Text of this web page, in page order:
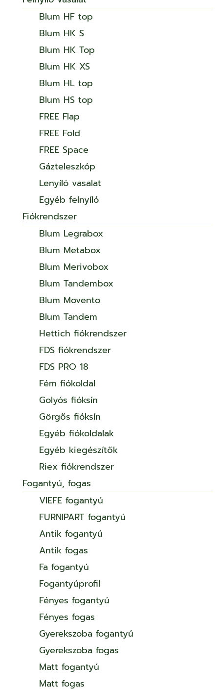
Blum HF top
Blum HK S
Blum HK Top
Blum HK XS
Blum HL top
Blum HS top
FREE Flap
FREE Fold
FREE Space
Gázteleszkóp
Lenyíló vasalat
Egyéb felnyíló
Fiókrendszer
Blum Legrabox
Blum Metabox
Blum Merivobox
Blum Tandembox
Blum Movento
Blum Tandem
Hettich fiókrendszer
FDS fiókrendszer
FDS PRO 18
Fém fiókoldal
Golyós fióksín
Görgős fióksín
Egyéb fiókoldalak
Egyéb kiegészítők
Riex fiókrendszer
Fogantyú, fogas
VIEFE fogantyú
FURNIPART fogantyú
Antik fogantyú
Antik fogas
Fa fogantyú
Fogantyúprofil
Fényes fogantyú
Fényes fogas
Gyerekszoba fogantyú
Gyerekszoba fogas
Matt fogantyú
Matt fogas